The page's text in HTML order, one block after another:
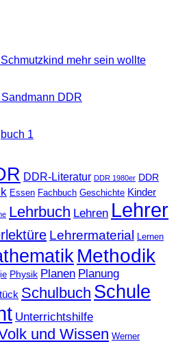
mehr sein wollte
DDR
1
DDR-Literatur DDR 1980er DDR
Essen Fachbuch Geschichte Kinder
Lehrbuch Lehren Lehrer
Lehrermaterial Lernen
Methodik
Physik Planen Planung
Schulbuch Schule
Unterrichtshilfe
und Wissen Werner